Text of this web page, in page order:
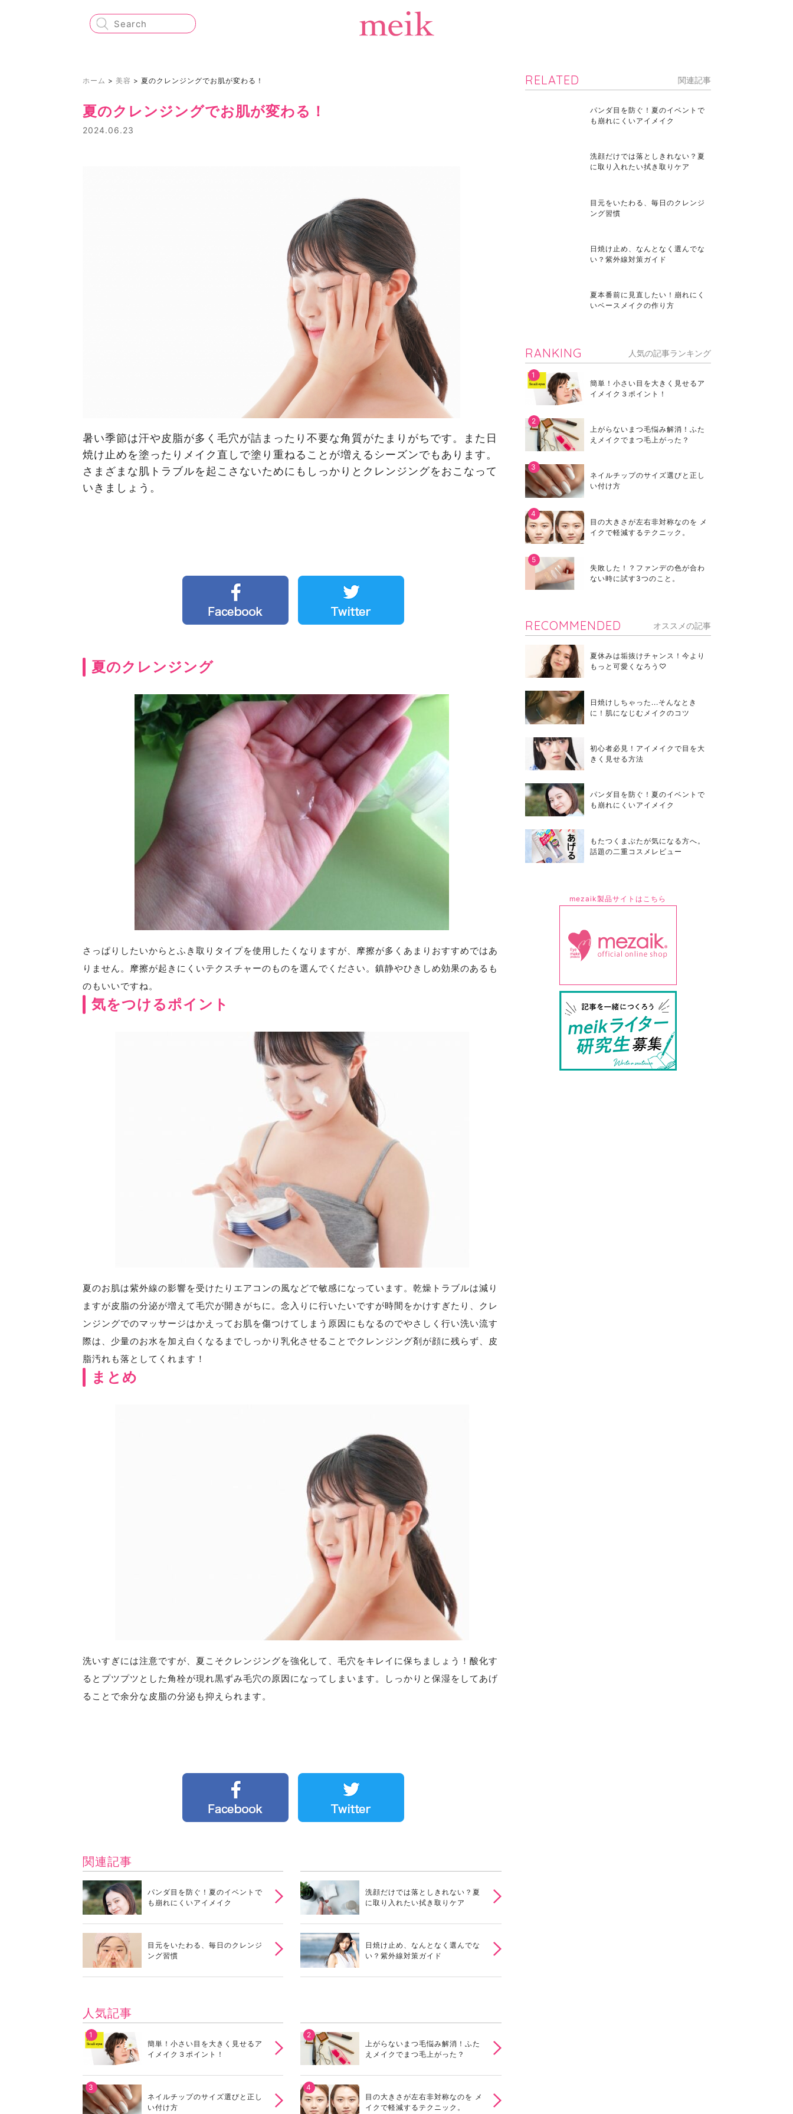
ホーム > 美容 > 夏のクレンジングでお肌が変わる！
夏のクレンジングでお肌が変わる！
2024.06.23
暑い季節は汗や皮脂が多く毛穴が詰まったり不要な角質がたまりがちです。また日
焼け止めを塗ったりメイク直しで塗り重ねることが増えるシーズンでもあります。
さまざまな肌トラブルを起こさないためにもしっかりとクレンジングをおこなって
いきましょう。
夏のクレンジング
さっぱりしたいからとふき取りタイプを使用したくなりますが、摩擦が多くあまりおすすめではあ
りません。摩擦が起きにくいテクスチャーのものを選んでください。鎮静やひきしめ効果のあるも
のもいいですね。
気をつけるポイント
夏のお肌は紫外線の影響を受けたりエアコンの風などで敏感になっています。乾燥トラブルは減り
ますが皮脂の分泌が増えて毛穴が開きがちに。念入りに行いたいですが時間をかけすぎたり、クレ
ンジングでのマッサージはかえってお肌を傷つけてしまう原因にもなるのでやさしく行い洗い流す
際は、少量のお水を加え白くなるまでしっかり乳化させることでクレンジング剤が顔に残らず、皮
脂汚れも落としてくれます！
まとめ
洗いすぎには注意ですが、夏こそクレンジングを強化して、毛穴をキレイに保ちましょう！酸化す
るとプツプツとした角栓が現れ黒ずみ毛穴の原因になってしまいます。しっかりと保湿をしてあげ
ることで余分な皮脂の分泌も抑えられます。
関連記事
パンダ目を防ぐ！夏のイベントで
も崩れにくいアイメイク
洗顔だけでは落としきれない？夏
に取り入れたい拭き取りケア
目元をいたわる、毎日のクレンジ
ング習慣
日焼け止め、なんとなく選んでな
い？紫外線対策ガイド
人気記事
簡単！小さい目を大きく見せるア
イメイク３ポイント！
上がらないまつ毛悩み解消！ふた
えメイクでまつ毛上がった？
ネイルチップのサイズ選びと正し
い付け方
目の大きさが左右非対称なのを メ
イクで軽減するテクニック。
RELATED 関連記事
パンダ目を防ぐ！夏のイベントで
も崩れにくいアイメイク
洗顔だけでは落としきれない？夏
に取り入れたい拭き取りケア
目元をいたわる、毎日のクレンジ
ング習慣
日焼け止め、なんとなく選んでな
い？紫外線対策ガイド
夏本番前に見直したい！崩れにく
いベースメイクの作り方
RANKING 人気の記事ランキング
簡単！小さい目を大きく見せるア
イメイク３ポイント！
上がらないまつ毛悩み解消！ふた
えメイクでまつ毛上がった？
ネイルチップのサイズ選びと正し
い付け方
目の大きさが左右非対称なのを メ
イクで軽減するテクニック。
失敗した！？ファンデの色が合わ
ない時に試す3つのこと。
RECOMMENDED オススメの記事
夏休みは垢抜けチャンス！今より
もっと可愛くなろう♡
日焼けしちゃった...そんなとき
に！肌になじむメイクのコツ
初心者必見！アイメイクで目を大
きく見せる方法
パンダ目を防ぐ！夏のイベントで
も崩れにくいアイメイク
もたつくまぶたが気になる方へ。
話題の二重コスメレビュー
mezaik製品サイトはこちら